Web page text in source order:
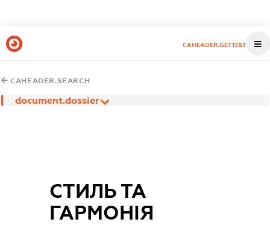
CAHEADER.GETTEST
CAHEADER.SEARCH
document.dossier
СТИЛЬ ТА
ГАРМОНІЯ